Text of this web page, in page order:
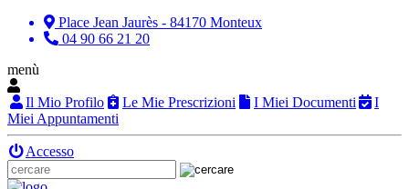
Place Jean Jaurès - 84170 Monteux
04 90 66 21 20
menù
Il Mio Profilo Le Mie Prescrizioni I Miei Documenti
I
Miei Appuntamenti
Accesso